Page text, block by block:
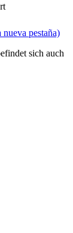
nueva pestaña)
sich auch